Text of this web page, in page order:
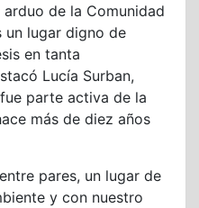
de la Comunidad
un lugar digno de
en tanta
Lucía Surban,
parte activa de la
más de diez años
pares, un lugar de
y con nuestro